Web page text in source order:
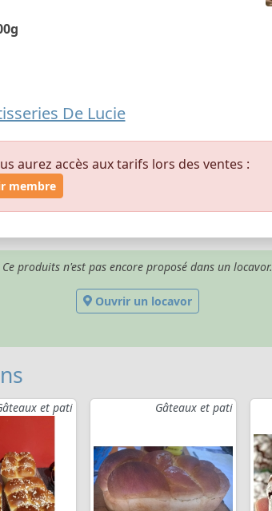
De Lucie
aurez accès aux tarifs lors des ventes :
membre
Ce produits n'est pas encore proposé dans un locavor.
Ouvrir un locavor
et pati Gâteaux et pati